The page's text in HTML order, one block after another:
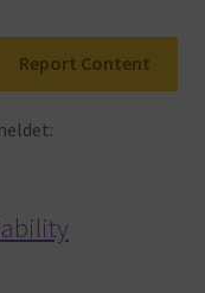
Report Content